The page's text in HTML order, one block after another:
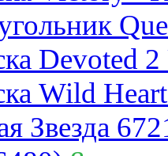
Devoted
Wild
Звезда